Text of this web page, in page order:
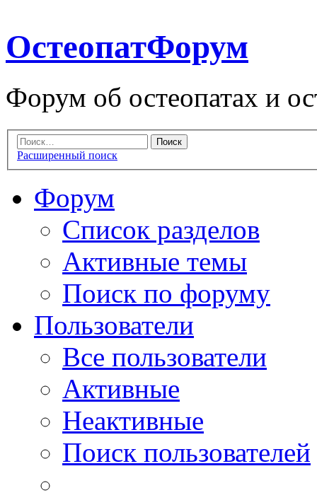
ОстеопатФорум
Форум об остеопатах и
Расширенный поиск
Форум
Список разделов
Активные темы
Поиск по форуму
Пользователи
Все пользователи
Активные
Неактивные
Поиск пользователей